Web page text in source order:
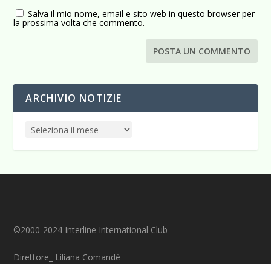
Salva il mio nome, email e sito web in questo browser per
la prossima volta che commento.
ARCHIVIO NOTIZIE
©2000-2024 Interline International Club
Direttore_ Liliana Comandè